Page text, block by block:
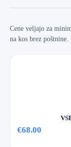
Cene veljajo za
na kos brez
€68.00